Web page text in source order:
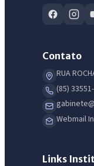
Contato
RUA
(85)
Webmail
Links